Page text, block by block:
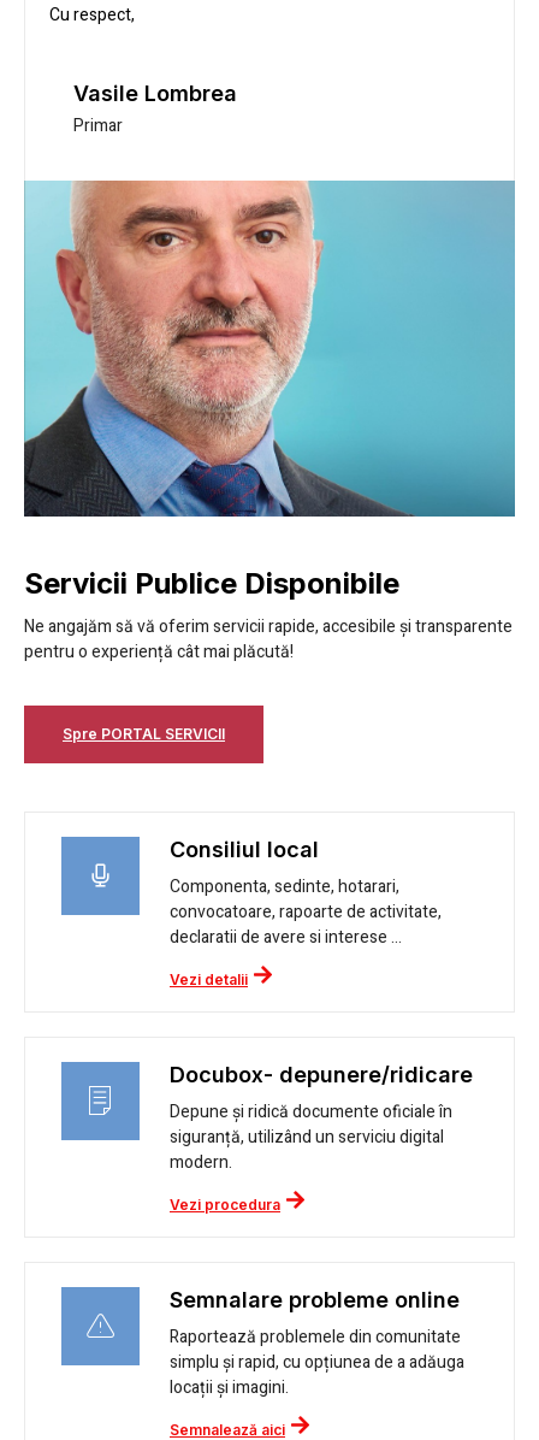
Cu respect,
Vasile Lombrea
Primar
Servicii Publice Disponibile
Ne angajăm să vă oferim servicii rapide, accesibile și transparente
pentru o experiență cât mai plăcută!
Spre PORTAL SERVICII
Consiliul local
Componenta, sedinte, hotarari,
convocatoare, rapoarte de activitate,
declaratii de avere si interese ...
Vezi detalii
Docubox- depunere/ridicare
Depune și ridică documente oficiale în
siguranță, utilizând un serviciu digital
modern.
Vezi procedura
Semnalare probleme online
Raportează problemele din comunitate
simplu și rapid, cu opțiunea de a adăuga
locații și imagini.
Semnalează aici